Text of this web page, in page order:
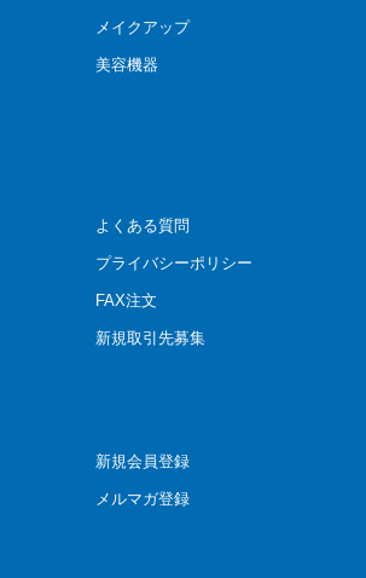
メイクアップ
美容機器
よくある質問
プライバシーポリシー
FAX注文
新規取引先募集
新規会員登録
メルマガ登録